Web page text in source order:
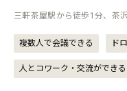
三軒茶屋駅から徒歩1分、茶
複数人で会議できる ド
人とコワーク・交流ができる